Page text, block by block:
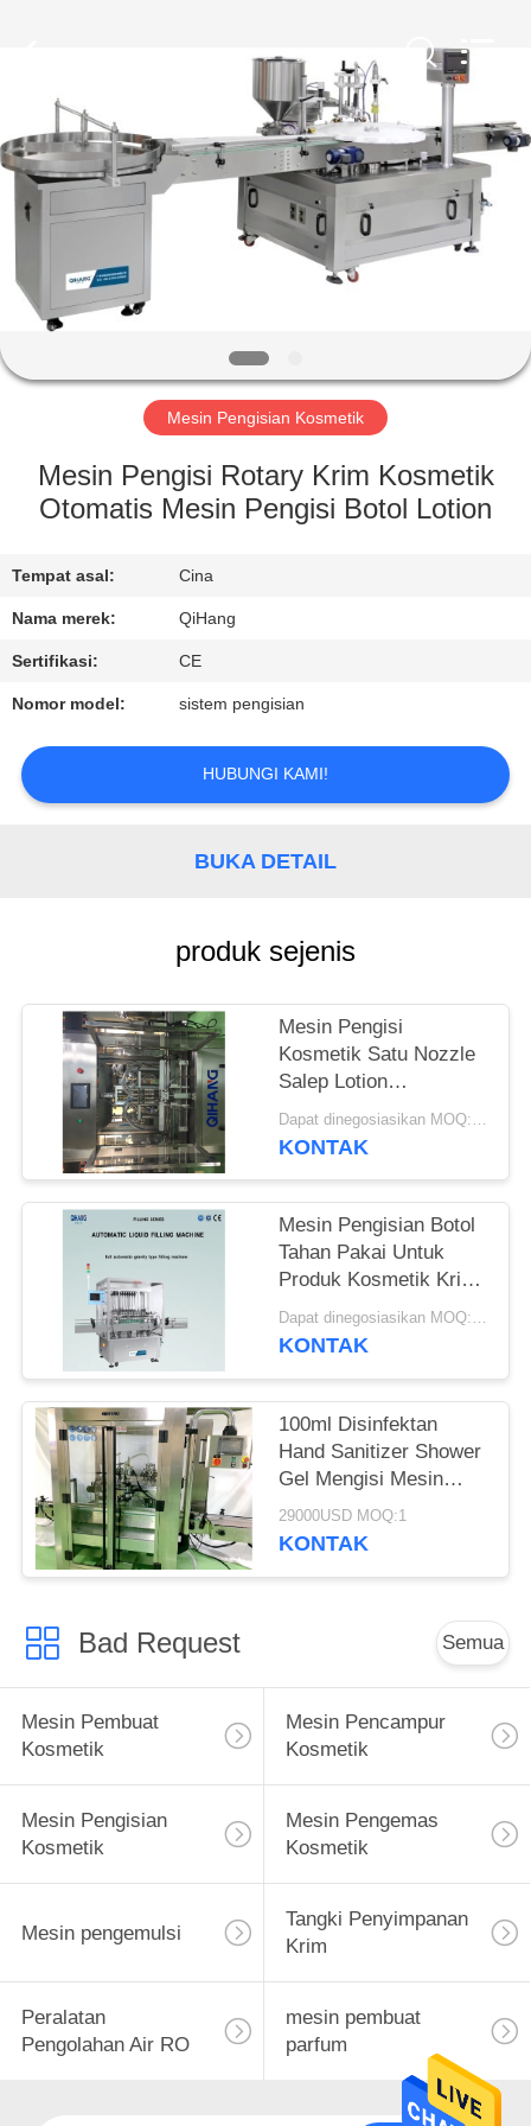
RUMAH
PRODUK
TENTANG
KAMI
TUR
KONTROL
HUBUNGI
KAMI
KASUS
PERMINTAAN
PRIVACY
POLICY
Mesin Pengisian Kosmetik
Mesin Pengisi Rotary Krim Kosmetik
Otomatis Mesin Pengisi Botol Lotion
Tempat asal: Cina
Nama merek: QiHang
Sertifikasi: CE
Nomor model: sistem pengisian
HUBUNGI KAMI!
BUKA DETAIL
produk sejenis
Mesin Pengisi
Kosmetik Satu Nozzle
Salep Lotion
Pembersih Wajah
Dapat dinegosiasikan MOQ:1 Set
KONTAK
Mesin Pengisian Botol
Tahan Pakai Untuk
Produk Kosmetik Krim
Minyak Air Dan Pasta Dapat dinegosiasikan MOQ:1 Set
KONTAK
100ml Disinfektan
Hand Sanitizer Shower
Gel Mengisi Mesin
Terus Menerus
29000USD MOQ:1
KONTAK
Bad Request Semua
Mesin Pembuat
Kosmetik
Mesin Pencampur
Kosmetik
Mesin Pengisian
Kosmetik
Mesin Pengemas
Kosmetik
Mesin pengemulsi
Tangki Penyimpanan
Krim
Peralatan
Pengolahan Air RO
mesin pembuat
parfum